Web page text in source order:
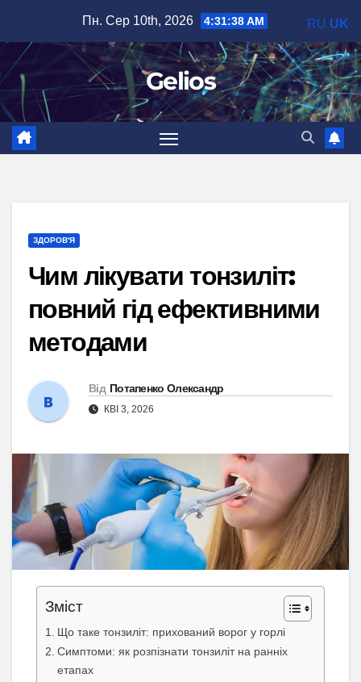
вмісту
Пн. Сер 10th, 2026 4:31:39 AM
Gelios
ЗДОРОВ'Я
Чим лікувати тонзиліт:
повний гід ефективними
методами
Від Потапенко Олександр
КВІ 3, 2026
Зміст
Що таке тонзиліт: прихований ворог у горлі
Симптоми: як розпізнати тонзиліт на ранніх
етапах
RU UK